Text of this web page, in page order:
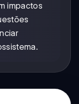
impactos